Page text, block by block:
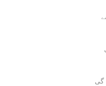
گی